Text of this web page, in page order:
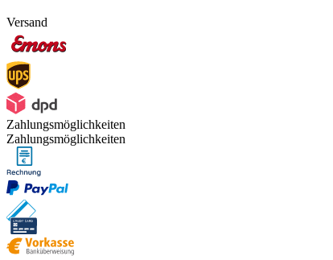
Versand
Zahlungsmöglichkeiten
Zahlungsmöglichkeiten